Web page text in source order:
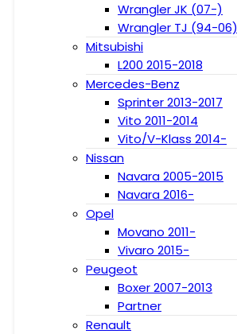
Wrangler JK (07-)
Wrangler TJ (94-06)
Mitsubishi
L200 2015-2018
Mercedes-Benz
Sprinter 2013-2017
Vito 2011-2014
Vito/V-Klass 2014-
Nissan
Navara 2005-2015
Navara 2016-
Opel
Movano 2011-
Vivaro 2015-
Peugeot
Boxer 2007-2013
Partner
Renault